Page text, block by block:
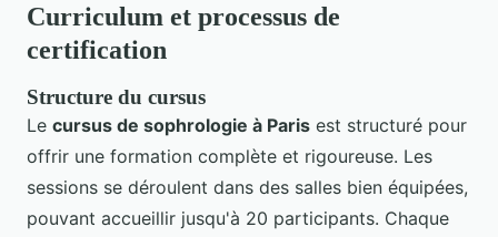
Curriculum et processus de
certification
Structure du cursus
Le cursus de sophrologie à Paris est structuré pour
offrir une formation complète et rigoureuse. Les
sessions se déroulent dans des salles bien équipées,
pouvant accueillir jusqu'à 20 participants. Chaque